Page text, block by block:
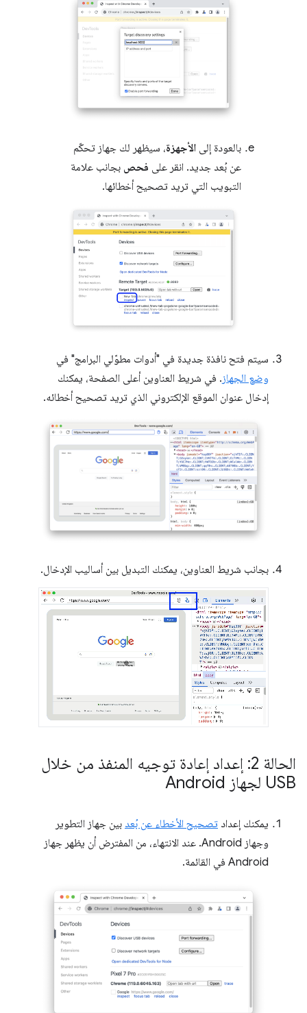
بالعودة إلى الأجهزة، سيظهر لك جهاز تحكّم
عن بُعد جديد. انقر على فحص بجانب علامة
التبويب التي تريد تصحيح أخطائها.
سيتم فتح نافذة جديدة في "أدوات مطوّلي البرامج" في
وضع الجهاز. في شريط العناوين أعلى الصفحة، يمكنك
إدخال عنوان الموقع الإلكتروني الذي تريد تصحيح أخطائه.
بجانب شريط العناوين، يمكنك التبديل بين أساليب الإدخال.
الحالة 2: إعداد إعادة توجيه المنفذ من خلال
USB لجهاز Android
يمكنك إعداد تصحيح الأخطاء عن بُعد بين جهاز التطوير
وجهاز Android. عند الانتهاء، من المفترض أن يظهر جهاز
Android في القائمة.